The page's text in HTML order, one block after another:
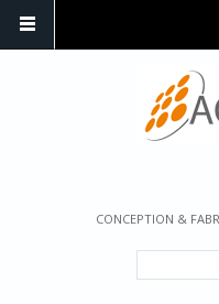
CONCEPTION &